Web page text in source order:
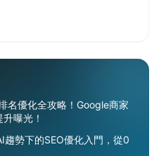
名優化全攻略！Google商家
曝光！
趨勢下的SEO優化入門，從0